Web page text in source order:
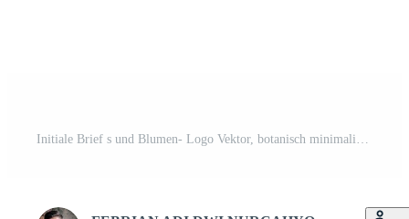
Initiale Brief s und Blumen- Logo Vektor, botanisch minimalistisch Brief feminin Logo Design Vorlage Pro-Vektor und Pro-SVG